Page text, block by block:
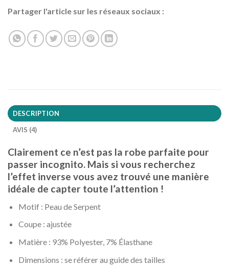
Partager l'article sur les réseaux sociaux :
DESCRIPTION
AVIS (4)
Clairement ce n’est pas la robe parfaite pour
passer incognito. Mais si vous recherchez
l’effet inverse vous avez trouvé une manière
idéale de capter toute l’attention !
Motif : Peau de Serpent
Coupe : ajustée
Matière : 93% Polyester, 7% Élasthane
Dimensions : se référer au guide des tailles